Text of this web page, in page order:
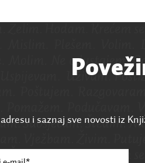
i saznaj sve novosti iz